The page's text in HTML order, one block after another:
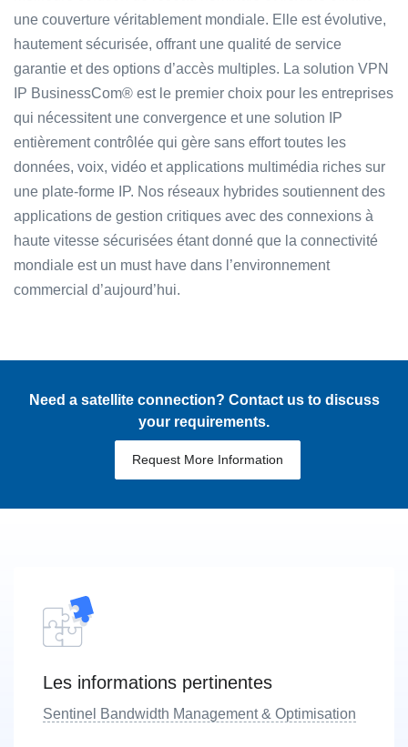
une couverture véritablement mondiale. Elle est évolutive,
hautement sécurisée, offrant une qualité de service
garantie et des options d’accès multiples. La solution VPN
IP BusinessCom® est le premier choix pour les entreprises
qui nécessitent une convergence et une solution IP
entièrement contrôlée qui gère sans effort toutes les
données, voix, vidéo et applications multimédia riches sur
une plate-forme IP. Nos réseaux hybrides soutiennent des
applications de gestion critiques avec des connexions à
haute vitesse sécurisées étant donné que la connectivité
mondiale est un must have dans l’environnement
commercial d’aujourd’hui.
Need a satellite connection? Contact us to discuss
your requirements.
Request More Information
Les informations pertinentes
Sentinel Bandwidth Management & Optimisation